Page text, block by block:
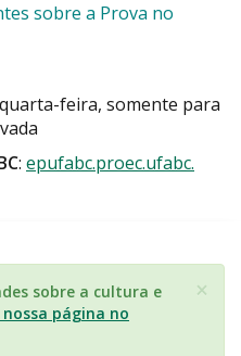
sobre a Prova no
feira, somente para
: epufabc.proec.ufabc.
×
sobre a cultura e
página no